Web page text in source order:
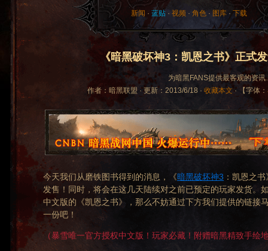
新闻 · 蓝贴 · 视频 · 角色 · 图库 · 下载
《暗黑破坏神3：凯恩之书》正式
为暗黑FANS提供最客观的资
作者：暗黑联盟 · 更新：2013/6/18 · 收藏本文 · 【字体：
今天我们从磨铁图书得到的消息，《暗黑破坏神3 ：凯恩之
发售！同时，将会在这几天陆续对之前已预定的玩家发货。
中文版的《凯恩之书》，那么不妨通过下方我们提供的链接
一份吧！
（暴雪唯一官方授权中文版！玩家必藏！附赠暗黑精致手绘